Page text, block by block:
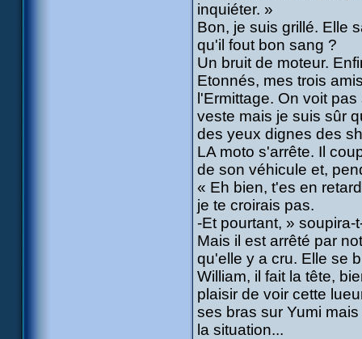
inquiéter. »
Bon, je suis grillé. Elle
qu'il fout bon sang ?
Un bruit de moteur.
Etonnés, mes trois
l'Ermittage. On voit
veste mais je suis sûr
des yeux dignes des
LA moto s'arrête. Il
de son véhicule et,
« Eh bien, t'es en
je te croirais pas.
-Et pourtant, »
Mais il est arrêté par
qu'elle y a cru. Elle se
William, il fait la tête,
plaisir de voir cette
ses bras sur Yumi
la situation...